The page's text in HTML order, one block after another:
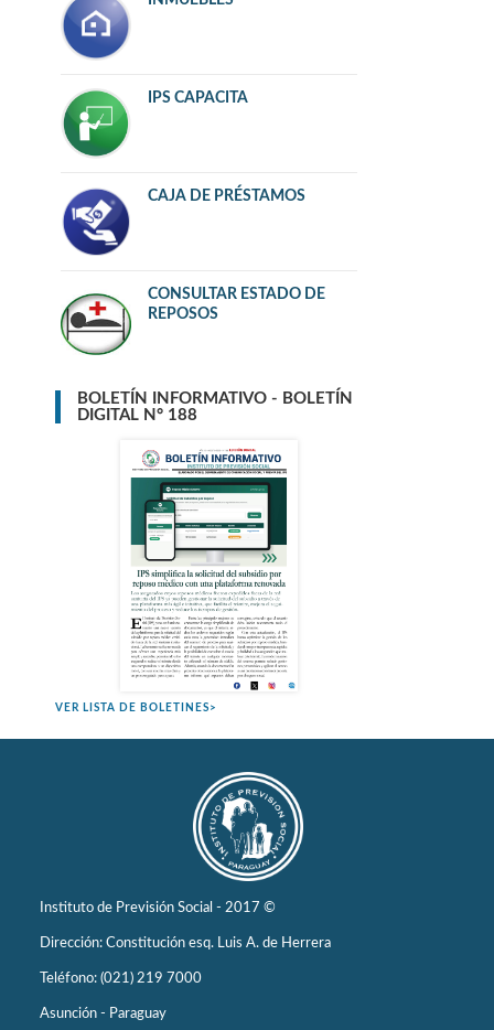
IPS CAPACITA
CAJA DE PRÉSTAMOS
CONSULTAR ESTADO DE
REPOSOS
BOLETÍN INFORMATIVO - BOLETÍN
DIGITAL N° 188
VER LISTA DE BOLETINES>
Instituto de Previsión Social - 2017 ©
Dirección: Constitución esq. Luis A. de Herrera
Teléfono: (021) 219 7000
Asunción - Paraguay